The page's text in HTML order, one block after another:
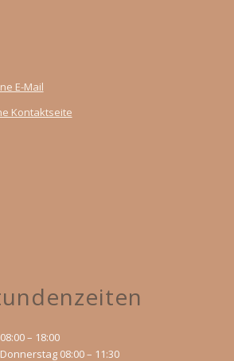
E-Mail
Kontaktseite
– 18:00
08:00 – 11:30